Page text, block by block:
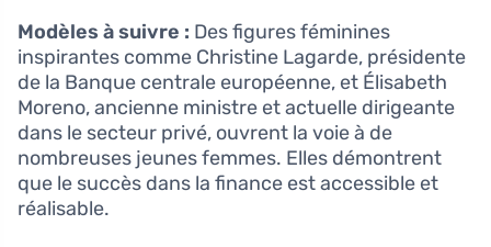
Modèles à suivre : Des figures féminines
inspirantes comme Christine Lagarde, présidente
de la Banque centrale européenne, et Élisabeth
Moreno, ancienne ministre et actuelle dirigeante
dans le secteur privé, ouvrent la voie à de
nombreuses jeunes femmes. Elles démontrent
que le succès dans la finance est accessible et
réalisable.